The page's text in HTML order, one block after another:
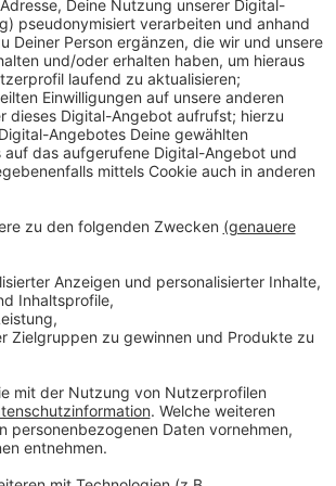
soll das Gerüst im Großen Konzert-Saal
Laut Projektleitung liege alles im
der neuen Lüftungsanlage fertig
bis Ende des Jahres sollen die Löcher,
Auch wenn noch vieles gemacht
kalkulierten etwa 221 Millionen Euro